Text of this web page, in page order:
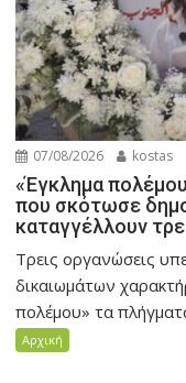
07/08/2026 kostas
«Έγκλημα
που σκότωσε
καταγγέλλουν
Τρεις οργανώσεις
δικαιωμάτων
πολέμου» τα
Αρχική